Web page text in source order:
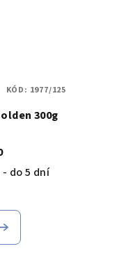
300g
do 5 dní
KÓD: 1977/125